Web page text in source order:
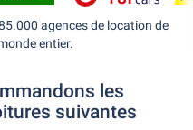
agences de location de
entier.
les
suivantes